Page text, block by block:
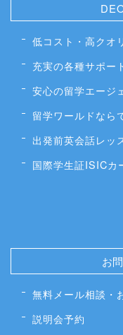
低コスト・高クオ
充実の各種サポー
安心の留学エージ
留学ワールドなら
出発前英会話レッ
国際学生証ISICカ
お
無料メール相談・
説明会予約